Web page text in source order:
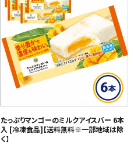
たっぷりマンゴーのミルクアイスバー 6本
入 [冷凍食品]【送料無料※一部地域は除
く】